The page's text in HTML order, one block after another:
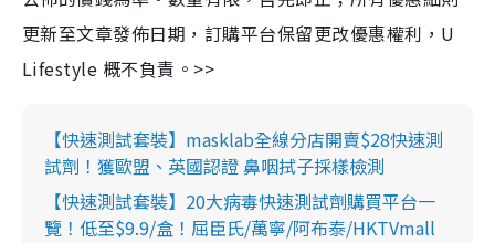
更新至文章發佈日期，訂購平台保留更改優惠權利，U
Lifestyle 概不負責。>>
【快速測試套裝】masklab全線分店開賣$28快速測
試劑！獲歐盟、英國認證 鼻咽拭子採樣檢測
【快速測試套裝】20大病毒快速測試劑購買平台一
覽！低至$9.9/盒！屈臣氏/萬寧/阿布泰/HKTVmall